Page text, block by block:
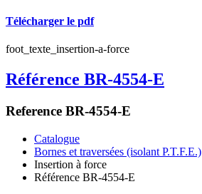
Télécharger le pdf
foot_texte_insertion-a-force
Référence BR-4554-E
Reference BR-4554-E
Catalogue
Bornes et traversées (isolant P.T.F.E.)
Insertion à force
Référence BR-4554-E